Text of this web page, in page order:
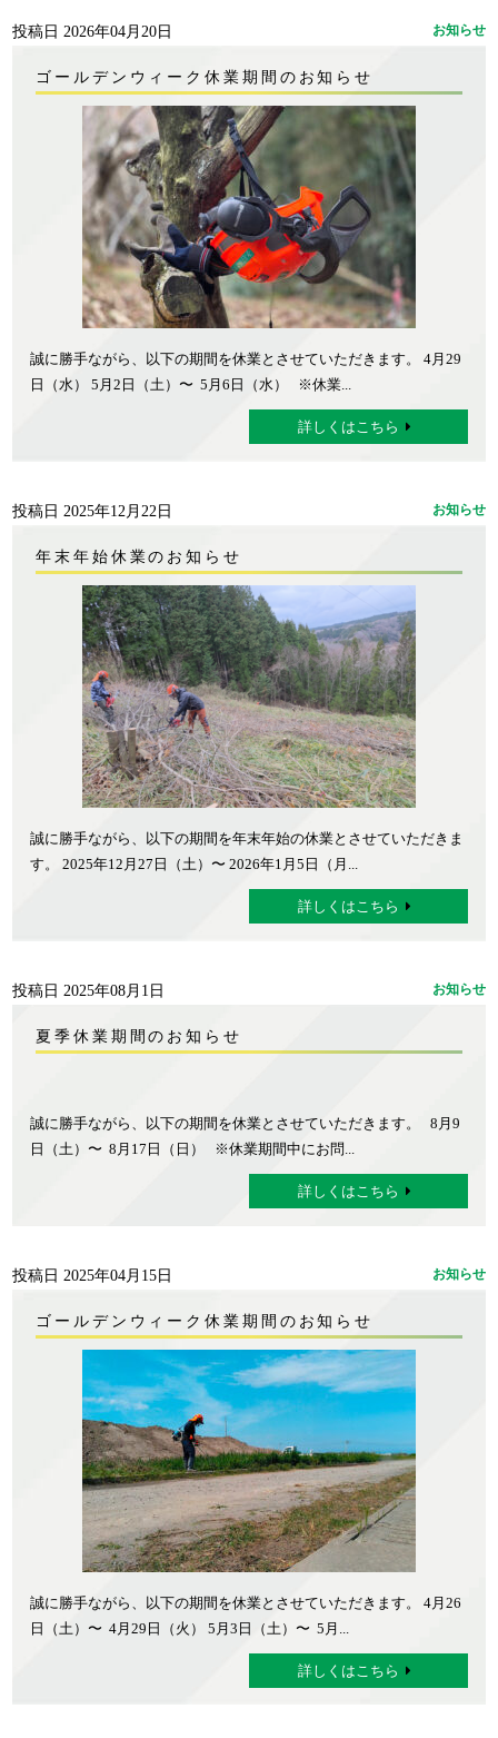
投稿日 2026年04月20日 お知らせ
ゴールデンウィーク休業期間のお知らせ
誠に勝手ながら、以下の期間を休業とさせていただきます。 4月29
日（水） 5月2日（土）〜 5月6日（水） ※休業...
詳しくはこちら
投稿日 2025年12月22日 お知らせ
年末年始休業のお知らせ
誠に勝手ながら、以下の期間を年末年始の休業とさせていただきま
す。 2025年12月27日（土）〜 2026年1月5日（月...
詳しくはこちら
投稿日 2025年08月1日 お知らせ
夏季休業期間のお知らせ
誠に勝手ながら、以下の期間を休業とさせていただきます。 8月9
日（土）〜 8月17日（日） ※休業期間中にお問...
詳しくはこちら
投稿日 2025年04月15日 お知らせ
ゴールデンウィーク休業期間のお知らせ
誠に勝手ながら、以下の期間を休業とさせていただきます。 4月26
日（土）〜 4月29日（火） 5月3日（土）〜 5月...
詳しくはこちら